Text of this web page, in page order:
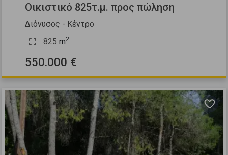
Οικιστικό 825τ.μ. προς πώληση
Διόνυσος - Κέντρο
825 m2
550.000 €